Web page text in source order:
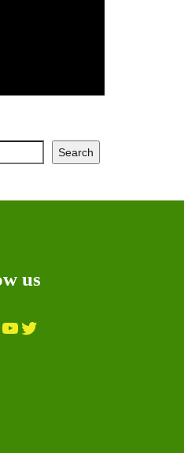
Search
us
YouTube Twitter